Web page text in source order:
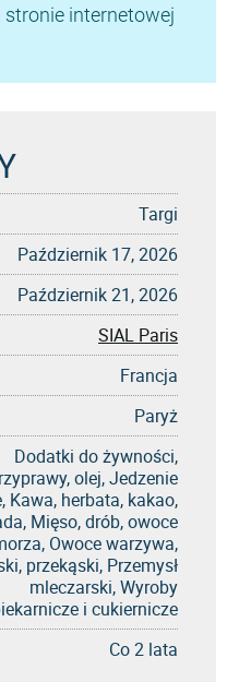
internetowej
Targi
Październik 17, 2026
Październik 21, 2026
SIAL Paris
Francja
Paryż
Dodatki do żywności,
olej, Jedzenie
Kawa, herbata, kakao,
Mięso, drób, owoce
Owoce warzywa,
przekąski, Przemysł
mleczarski, Wyroby
i cukiernicze
Co 2 lata